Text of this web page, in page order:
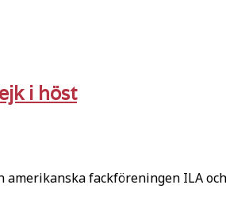
i höst
amerikanska fackföreningen ILA